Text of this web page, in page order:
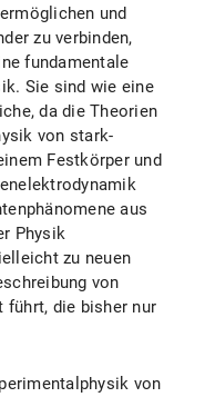
und
zu verbinden,
fundamentale
Sie sind wie eine
da die Theorien
von stark-
Festkörper und
aus
Physik
zu neuen
von
führt, die bisher nur
von